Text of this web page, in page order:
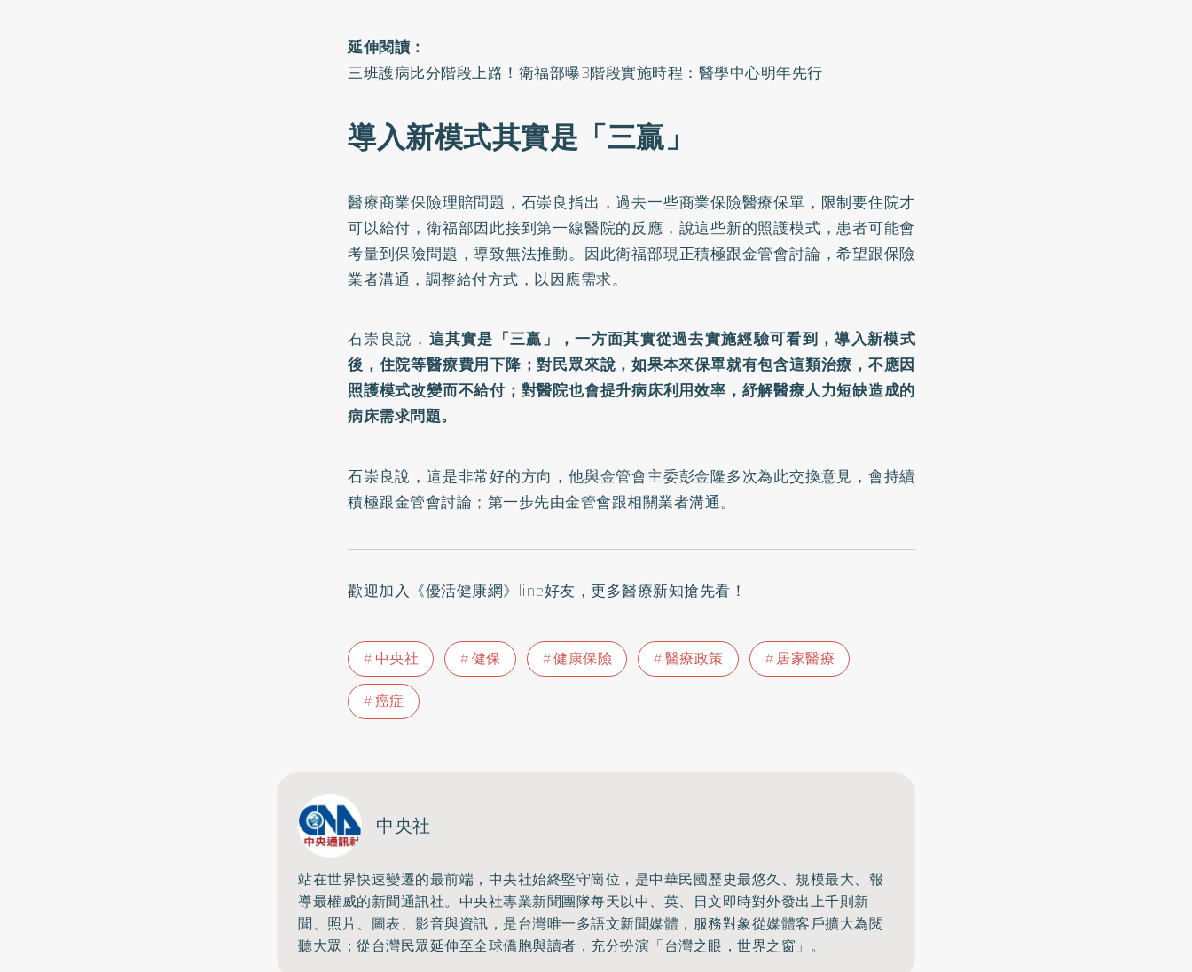
延伸閱讀：
三班護病比分階段上路！衛福部曝3階段實施時程：醫學中心明年先行
導入新模式其實是「三贏」
醫療商業保險理賠問題，石崇良指出，過去一些商業保險醫療保單，限制要住院才
可以給付，衛福部因此接到第一線醫院的反應，說這些新的照護模式，患者可能會
考量到保險問題，導致無法推動。因此衛福部現正積極跟金管會討論，希望跟保險
業者溝通，調整給付方式，以因應需求。
石崇良說， 這其實是「三贏」，一方面其實從過去實施經驗可看到，導入新模式
後，住院等醫療費用下降；對民眾來說，如果本來保單就有包含這類治療，不應因
照護模式改變而不給付；對醫院也會提升病床利用效率，紓解醫療人力短缺造成的
病床需求問題。
石崇良說，這是非常好的方向，他與金管會主委彭金隆多次為此交換意見，會持續
積極跟金管會討論；第一步先由金管會跟相關業者溝通。
歡迎加入 《優活健康網》line好友 ，更多醫療新知搶先看！
中央社 健保 健康保險 醫療政策
居家醫療
癌症
中央社
站在世界快速變遷的最前端，中央社始終堅守崗位，是中華民國歷史最悠久、規模最大、報
導最權威的新聞通訊社。中央社專業新聞團隊每天以中、英、日文即時對外發出上千則新
聞、照片、圖表、影音與資訊，是台灣唯一多語文新聞媒體，服務對象從媒體客戶擴大為閱
聽大眾；從台灣民眾延伸至全球僑胞與讀者，充分扮演「台灣之眼，世界之窗」。